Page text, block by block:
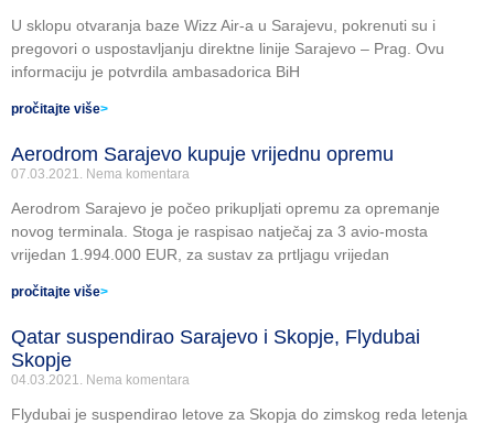
U sklopu otvaranja baze Wizz Air-a u Sarajevu, pokrenuti su i
pregovori o uspostavljanju direktne linije Sarajevo – Prag. Ovu
informaciju je potvrdila ambasadorica BiH
pročitajte više>
Aerodrom Sarajevo kupuje vrijednu opremu
07.03.2021. Nema komentara
Aerodrom Sarajevo je počeo prikupljati opremu za opremanje
novog terminala. Stoga je raspisao natječaj za 3 avio-mosta
vrijedan 1.994.000 EUR, za sustav za prtljagu vrijedan
pročitajte više>
Qatar suspendirao Sarajevo i Skopje, Flydubai
Skopje
04.03.2021. Nema komentara
Flydubai je suspendirao letove za Skopja do zimskog reda letenja